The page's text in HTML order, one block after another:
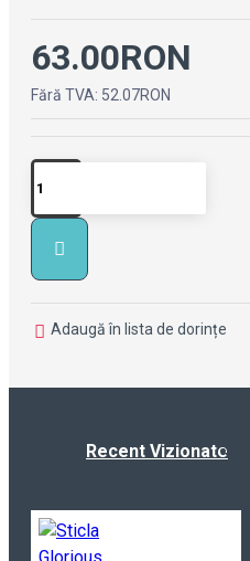
63.00RON
Fără TVA: 52.07RON
Adaugă în lista de dorințe
Recent Vizionate